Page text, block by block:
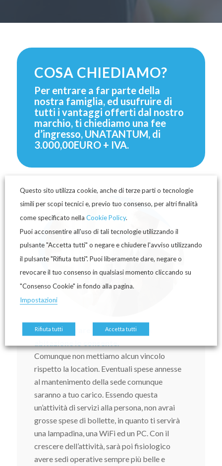
COSA CHIEDIAMO?
Per entrare a far parte della
nostra famiglia, ed usufruire di
tutti i vantaggi offerti dal nostro
marchio, ti chiediamo una fee
d’ingresso, UNATANTUM, di
3.000,00EURO + IVA.
Potrai lavorare da casa se la tua
Comunque non mettiamo alcun vincolo
rispetto la location. Eventuali spese annesse
al mantenimento della sede comunque
saranno a tuo carico. Essendo questa
un’attività di servizi alla persona, non avrai
grosse spese di bollette, in quanto ti servirà
una lampadina, una WiFi ed un PC. Con il
crescere dell’attività, sarà poi fisiologico
avere sedi operative sempre più belle e
Questo sito utilizza cookie, anche di terze parti o tecnologie
simili per scopi tecnici e, previo tuo consenso, per altri finalità
come specificato nella Cookie Policy.
Puoi acconsentire all'uso di tali tecnologie utilizzando il
pulsante "Accetta tutti" o negare e chiudere l'avviso utilizzando
il pulsante "Rifiuta tutti". Puoi liberamente dare, negare o
revocare il tuo consenso in qualsiasi momento cliccando su
"Consenso Cookie" in fondo alla pagina.
Impostazioni
Rifiuta tutti Accetta tutti